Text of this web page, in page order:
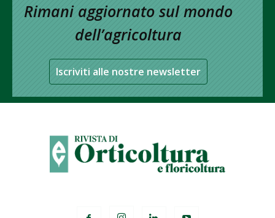
Rimani aggiornato sul mondo
dell’agricoltura
Iscriviti alle nostre newsletter